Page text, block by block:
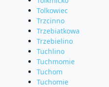
Tolkowiec
Trzcinno
Trzebiatkowa
Trzebielino
Tuchlino
Tuchmomie
Tuchom
Tuchomie